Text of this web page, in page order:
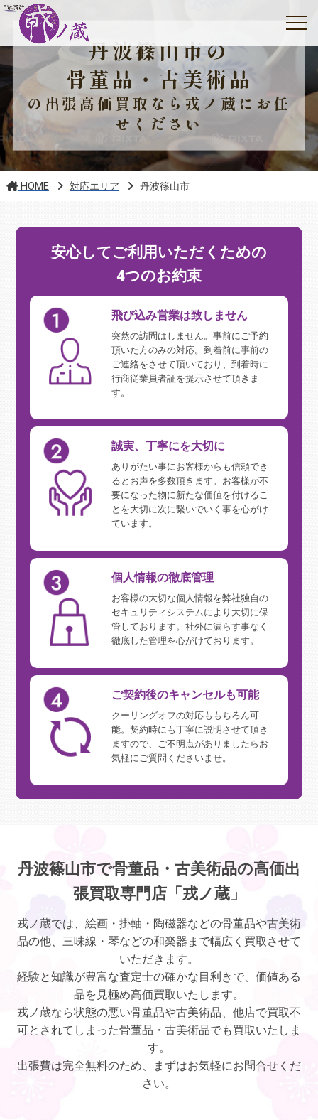
丹波篠山市の
骨董品・古美術品
の出張高価買取なら戎ノ蔵にお任
せください
HOME 対応エリア 丹波篠山市
安心してご利用いただくための
4つのお約束
飛び込み営業は致しません
突然の訪問はしません。事前にご予約
頂いた方のみの対応。到着前に事前の
ご連絡をさせて頂いており、到着時に
行商従業員者証を提示させて頂きま
す。
誠実、丁寧にを大切に
ありがたい事にお客様からも信頼でき
るとお声を多数頂きます。お客様が不
要になった物に新たな価値を付けるこ
とを大切に次に繋いでいく事を心がけ
ています。
個人情報の徹底管理
お客様の大切な個人情報を弊社独自の
セキュリティシステムにより大切に保
管しております。社外に漏らす事なく
徹底した管理を心がけております。
ご契約後のキャンセルも可能
クーリングオフの対応ももちろん可
能。契約時にも丁寧に説明させて頂き
ますので、ご不明点がありましたらお
気軽にご質問くださいませ。
丹波篠山市で骨董品・古美術品の高価出
張買取専門店「戎ノ蔵」
戎ノ蔵では、絵画・掛軸・陶磁器などの骨董品や古美術
品の他、三味線・琴などの和楽器まで幅広く買取させて
いただきます。
経験と知識が豊富な査定士の確かな目利きで、価値ある
品を見極め高価買取いたします。
戎ノ蔵なら状態の悪い骨董品や古美術品、他店で買取不
可とされてしまった骨董品・古美術品でも買取いたしま
す。
出張費は完全無料のため、まずはお気軽にお問合せくだ
さい。